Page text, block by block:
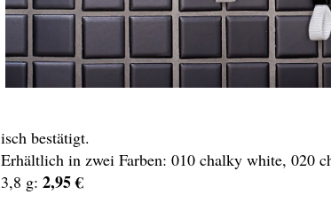
isch bestätigt.
Erhältlich in zwei Farben: 010 chalky white, 020
3,8 g: 2,95 €